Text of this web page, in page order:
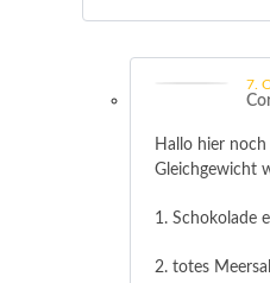
7.
Hallo hier noch
Gleichgewicht
1. Schokolade
2. totes